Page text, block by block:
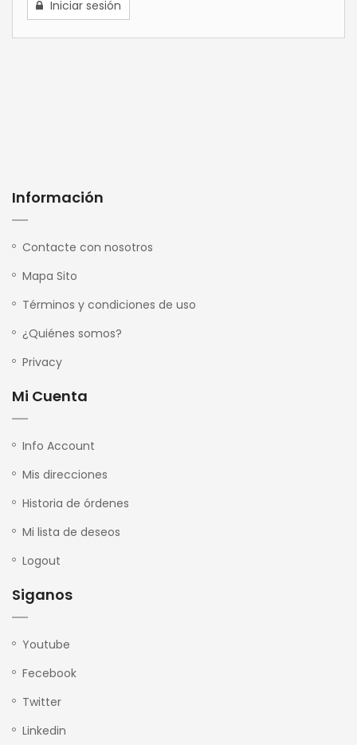
Iniciar sesión
Información
Contacte con nosotros
Mapa Sito
Términos y condiciones de uso
¿Quiénes somos?
Privacy
Mi Cuenta
Info Account
Mis direcciones
Historia de órdenes
Mi lista de deseos
Logout
Siganos
Youtube
Fecebook
Twitter
Linkedin